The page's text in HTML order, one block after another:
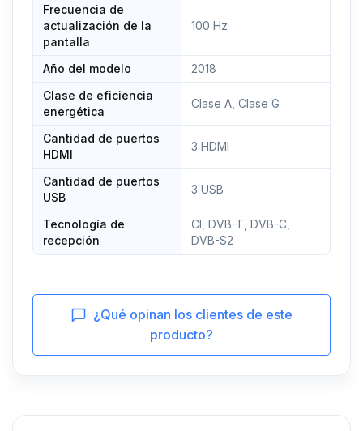
Frecuencia de
actualización de la
pantalla
100 Hz
Año del modelo
2018
Clase de eficiencia
energética
Clase A, Clase G
Cantidad de puertos
HDMI
3 HDMI
Cantidad de puertos
USB
3 USB
Tecnología de
recepción
CI, DVB-T, DVB-C,
DVB-S2
¿Qué opinan los clientes de este
producto?